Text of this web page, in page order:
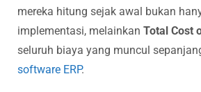
mereka hitung sejak awal bukan
implementasi, melainkan Total Cost
seluruh biaya yang muncul
software ERP.